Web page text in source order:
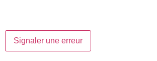
Signaler une erreur